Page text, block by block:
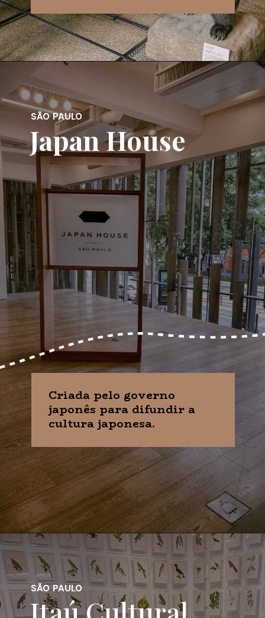
SÃO PAULO
Japan House
Criada pelo governo
japonês para difundir a
cultura japonesa.
SÃO PAULO